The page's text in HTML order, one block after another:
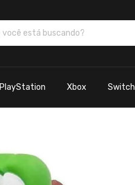
PlayStation Xbox Switch